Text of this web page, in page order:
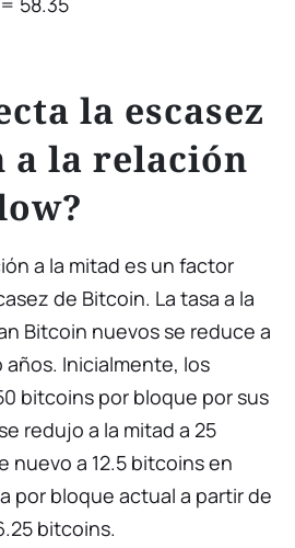
la escasez
a la relación
a la mitad es un factor
de Bitcoin. La tasa a la
Bitcoin nuevos se reduce a
Inicialmente, los
bitcoins por bloque por sus
redujo a la mitad a 25
nuevo a 12.5 bitcoins en
por bloque actual a partir de
bitcoins.